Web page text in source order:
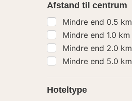
Afstand til centrum
Mindre end 0.5 km
Mindre end 1.0 km
Mindre end 2.0 km
Mindre end 5.0 km
Hoteltype